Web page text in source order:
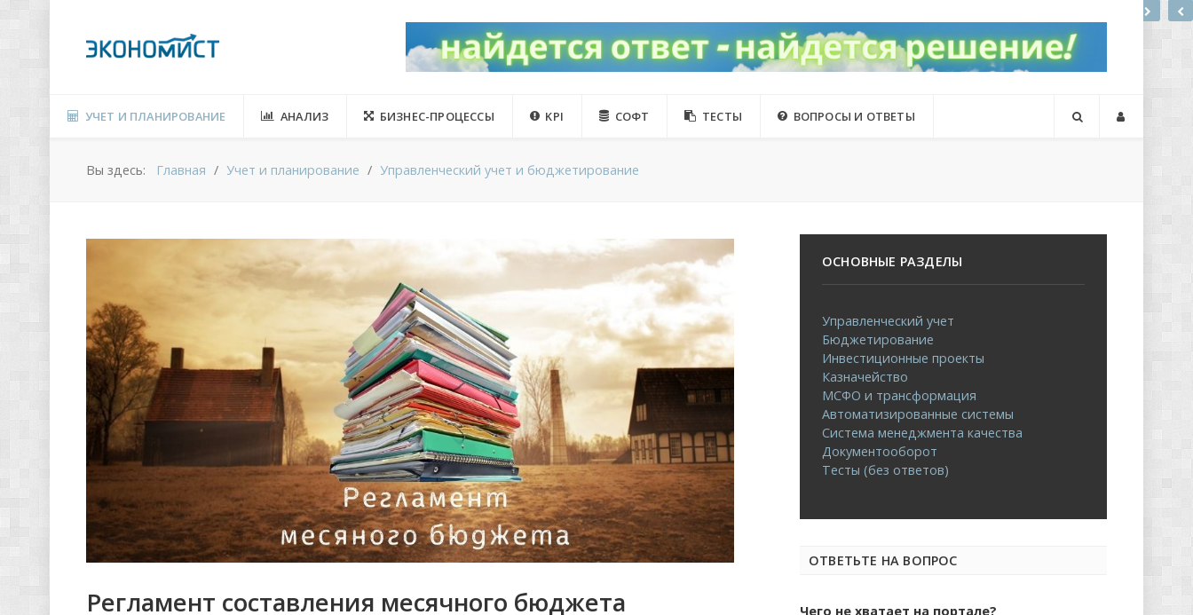
УЧЕТ И ПЛАНИРОВАНИЕ АНАЛИЗ БИЗНЕС-ПРОЦЕССЫ KPI СОФТ ТЕСТЫ ВОПРОСЫ И ОТВЕТЫ
Вы здесь: Главная Учет и планирование Управленческий учет и бюджетирование
Регламент составления месячного бюджета
ОСНОВНЫЕ РАЗДЕЛЫ
Управленческий учет
Бюджетирование
Инвестиционные проекты
Казначейство
МСФО и трансформация
Автоматизированные системы
Система менеджмента качества
Документооборот
Тесты (без ответов)
ОТВЕТЬТЕ НА ВОПРОС
Чего не хватает на портале?